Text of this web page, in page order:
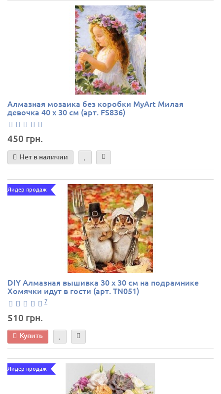
Алмазная мозаика без коробки MyArt Милая
девочка 40 х 30 см (арт. FS836)
450 грн.
Нет в наличии
Лидер продаж
DIY Алмазная вышивка 30 х 30 см на подрамнике
Хомячки идут в гости (арт. TN051)
7
510 грн.
Купить
Лидер продаж